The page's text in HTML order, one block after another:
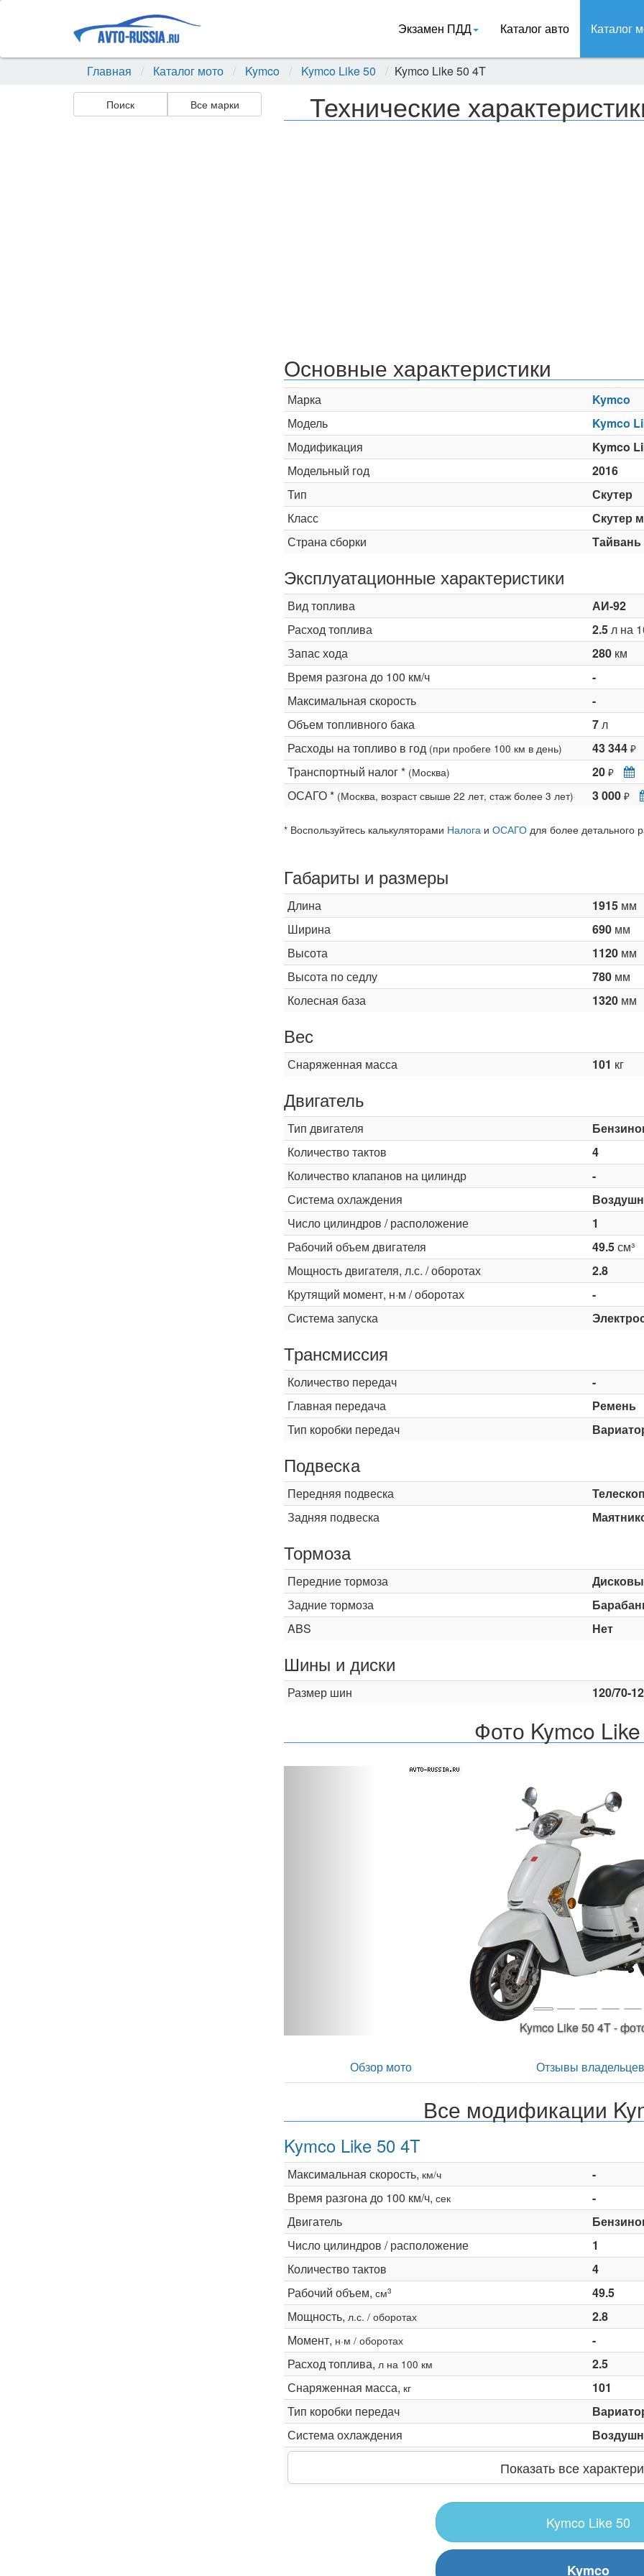
Экзамен ПДД Каталог авто Каталог
Главная Каталог мото Kymco Kymco Like 50 Kymco Like 50 4T
Поиск Все марки Технические
Основные характеристики
Марка
Kymco
Модель
Kymco
Модификация
Kymco
Модельный год
2016
Тип
Скутер
Класс
Скутер
Страна сборки
Тайвань
Эксплуатационные характеристики
Вид топлива
АИ-92
Расход топлива
2.5л на
Запас хода
280км
Время разгона до 100 км/ч
-
Максимальная скорость
-
Объем топливного бака
7л
Расходы на топливо в год (при пробеге 100 км в день) 43 344 ₽
Транспортный налог * (Москва) 20 ₽
ОСАГО * (Москва, возраст свыше 22 лет, стаж более 3 лет) 3 000 ₽
* Воспользуйтесь калькуляторами Налогаи ОСАГОдля более детального
Габариты и размеры
Длина 1915мм
Ширина
690мм
Высота
1120мм
Высота по седлу
780мм
Колесная база
1320мм
Вес
Снаряженная масса 101 кг
Двигатель
Тип двигателя
Количество тактов
4
Количество клапанов на цилиндр
-
Система охлаждения
Число цилиндров / расположение
1
Рабочий объем двигателя
49.5см³
Мощность двигателя, л.с. / оборотах
2.8
Крутящий момент, н·м / оборотах
-
Система запуска
Трансмиссия
Количество передач
-
Главная передача
Ремень
Тип коробки передач
Подвеска
Передняя подвеска
Задняя подвеска
Тормоза
Передние тормоза
Задние тормоза
ABS
Нет
Шины и диски
Размер шин 120/70-
Фото Kymco
Kymco Like 50 4T -
Обзор мото Отзывы владельцев
Все модификации
Kymco Like 50 4T
Максимальная скорость, км/ч
-
Время разгона до 100 км/ч, сек
-
Двигатель
Число цилиндров / расположение
1
Количество тактов
4
Рабочий объем, см3
49.5
Мощность, л.с. / оборотах
2.8
Момент, н·м / оборотах
-
Расход топлива, л на 100 км
2.5
Снаряженная масса, кг
101
Тип коробки передач
Система охлаждения
Показать все
Kymco Like 50
Kymco